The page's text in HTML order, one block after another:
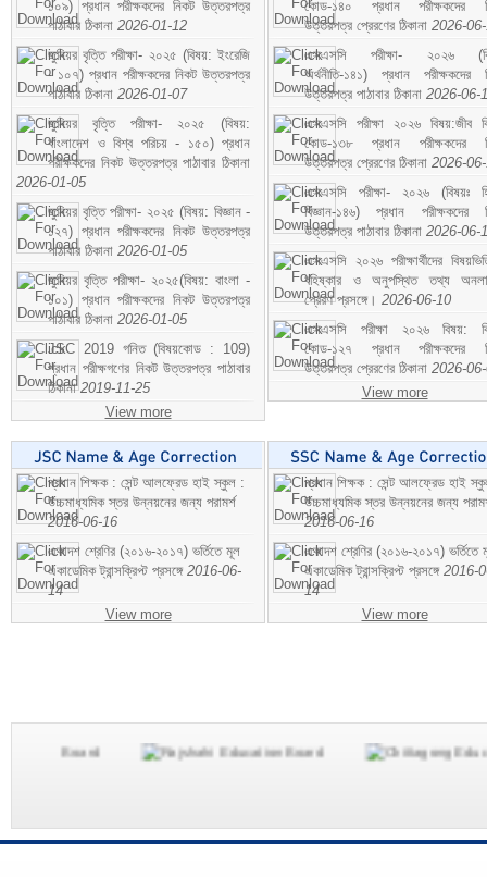
১০৯) প্রধান পরীক্ষকদের নিকট উত্তরপত্র
পাঠাবার ঠিকানা 2026-01-12
জুনিয়র বৃত্তি পরীক্ষা- ২০২৫ (বিষয়: ইংরেজি
- ১০৭) প্রধান পরীক্ষকদের নিকট উত্তরপত্র
পাঠাবার ঠিকানা 2026-01-07
জুনিয়র বৃত্তি পরীক্ষা- ২০২৫ (বিষয়:
বাংলাদেশ ও বিশ্ব পরিচয় - ১৫০) প্রধান
পরীক্ষকদের নিকট উত্তরপত্র পাঠাবার ঠিকানা
2026-01-05
জুনিয়র বৃত্তি পরীক্ষা- ২০২৫ (বিষয়: বিজ্ঞান -
১২৭) প্রধান পরীক্ষকদের নিকট উত্তরপত্র
পাঠাবার ঠিকানা 2026-01-05
জুনিয়র বৃত্তি পরীক্ষা- ২০২৫(বিষয়: বাংলা -
১০১) প্রধান পরীক্ষকদের নিকট উত্তরপত্র
পাঠাবার ঠিকানা 2026-01-05
JSC 2019 গনিত (বিষয়কোড : 109)
প্রধান পরীক্ষগণের নিকট উত্তরপত্র পাঠাবার
ঠিকানা2019-11-25
View more
কোড-১৪০ প্রধান পরীক্ষকদের
উত্তরপত্র প্রেরণের ঠিকানা 2026-
এসএসসি পরীক্ষা- ২০২৬
অর্থনীতি-১৪১) প্রধান পরীক্ষকদের
উত্তরপত্র পাঠাবার ঠিকানা 2026-06-
এসএসসি পরীক্ষা ২০২৬ বিষয়:জীব
কোড-১৩৮ প্রধান পরীক্ষকদের
উত্তরপত্র প্রেরণের ঠিকানা 2026-
এসএসসি পরীক্ষা- ২০২৬ (বিষয়ঃ
বিজ্ঞান-১৪৬) প্রধান পরীক্ষকদের
উত্তরপত্র পাঠাবার ঠিকানা 2026-06-
এসএসসি ২০২৬ পরীক্ষার্থীদের
বহিষ্কার ও অনুপস্থিত তথ্য
প্রেরণ প্রসঙ্গে। 2026-06-10
এসএসসি পরীক্ষা ২০২৬ বিষয়:
কোড-১২৭ প্রধান পরীক্ষকদের
উত্তরপত্র প্রেরণের ঠিকানা 2026-
View more
প্রধান শিক্ষক : সেন্ট আলফ্রেড হাই স্কুল :
উচ্চমাধ্যমিক স্তর উন্নয়নের জন্য পরামর্শ
2016-06-16
একাদশ শ্রেণির (২০১৬-২০১৭) ভর্তিতে মূল
একাডেমিক ট্রান্সক্রিপ্ট প্রসঙ্গে 2016-06-
14
View more
প্রধান শিক্ষক : সেন্ট আলফ্রেড হাই
উচ্চমাধ্যমিক স্তর উন্নয়নের জন্য
2016-06-16
একাদশ শ্রেণির (২০১৬-২০১৭) ভর্তিতে
একাডেমিক ট্রান্সক্রিপ্ট প্রসঙ্গে 2016-
14
View more